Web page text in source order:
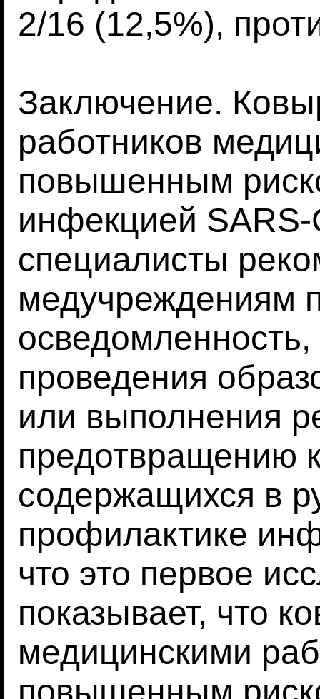
2/16 (12,5%),
Заключение.
работников
повышенным
инфекцией
специалисты
медучреждениям
проведения
или выполнения
предотвращению
содержащихся в
профилактике
что это первое
показывает, что
медицинскими